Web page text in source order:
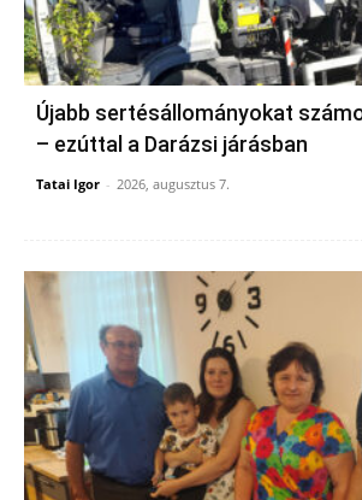
Újabb sertésállományokat
– ezúttal a Darázsi járásban
Tatai Igor - 2026, augusztus 7.